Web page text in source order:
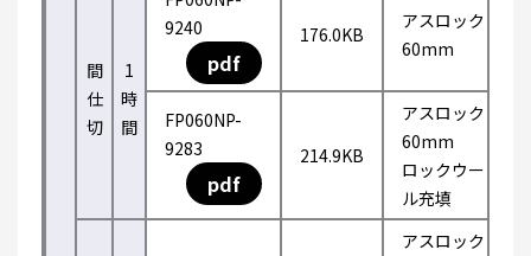
間
仕
切
1
時
間
9240
pdf
176.0KB
アスロック
60mm
FP060NP-
9283
pdf
214.9KB
アスロック
60mm
ロックウー
ル充填
アスロック